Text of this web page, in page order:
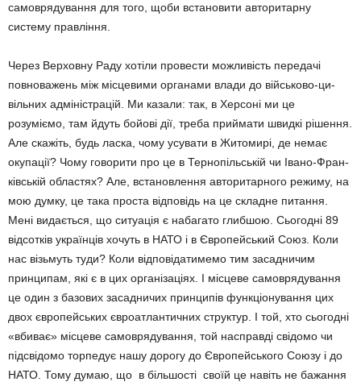
самоврядування для того, щоби встановити авторитарну
систему прав­ління.
Через Верховну Раду хотіли провести мож­ливість передачі
повноважень між місце­вими органами влади до військово-ци­
вільних адміністрацій. Ми казали: так, в Хер­соні ми це
розуміємо, там йдуть бойові дії, треба приймати швидкі рішення.
Але скажіть, будь ласка, чому усувати в Житомирі, де немає
окупації? Чому говорити про це в Тернопільській чи Івано-Фран­
ківській областях? Але, встановлення авторитарного режиму, на
мою думку, це така проста відповідь на це складне питання.
Мені видається, що ситуація є набагато глибшою. Сьогодні 89
відсотків українців хочуть в НАТО і в Європейський Союз. Коли
нас візьмуть туди? Коли відпо­відатимемо тим засадничим
принципам, які є в цих організаціях. І місцеве само­вря­дування
це один з базових засадничих принципів функціонування цих
двох європейських євроатлантичних структур. І той, хто сьогодні
«вбиває» місцеве само­врядування, той насправді свідомо чи
підсвідомо торпедує нашу дорогу до Євро­пейського Союзу і до
НАТО. Тому думаю, що в більшості своїй це навіть не бажання